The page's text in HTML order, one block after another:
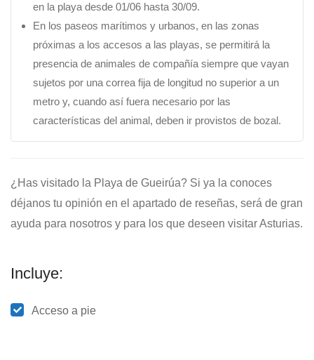
en la playa desde 01/06 hasta 30/09.
En los paseos marítimos y urbanos, en las zonas
próximas a los accesos a las playas, se permitirá la
presencia de animales de compañía siempre que vayan
sujetos por una correa fija de longitud no superior a un
metro y, cuando así fuera necesario por las
características del animal, deben ir provistos de bozal.
¿Has visitado la Playa de Gueirúa? Si ya la conoces
déjanos tu opinión en el apartado de reseñas, será de gran
ayuda para nosotros y para los que deseen visitar Asturias.
Incluye:
Acceso a pie